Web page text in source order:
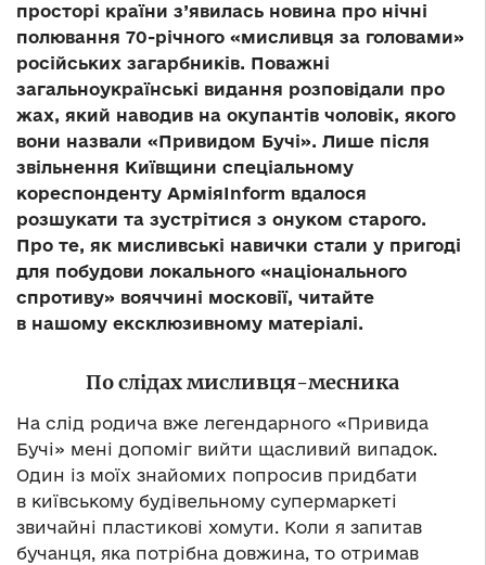
просторі країни з’явилась новина про нічні
полювання 70-річного «мисливця за головами»
російських загарбників. Поважні
загальноукраїнські видання розповідали про
жах, який наводив на окупантів чоловік, якого
вони назвали «Привидом Бучі». Лише після
звільнення Київщини спеціальному
кореспонденту АрміяІnform вдалося
розшукати та зустрітися з онуком старого.
Про те, як мисливські навички стали у пригоді
для побудови локального «національного
спротиву» вояччині московії, читайте
в нашому ексклюзивному матеріалі.
По слідах мисливця-месника
На слід родича вже легендарного «Привида
Бучі» мені допоміг вийти щасливий випадок.
Один із моїх знайомих попросив придбати
в київському будівельному супермаркеті
звичайні пластикові хомути. Коли я запитав
бучанця, яка потрібна довжина, то отримав